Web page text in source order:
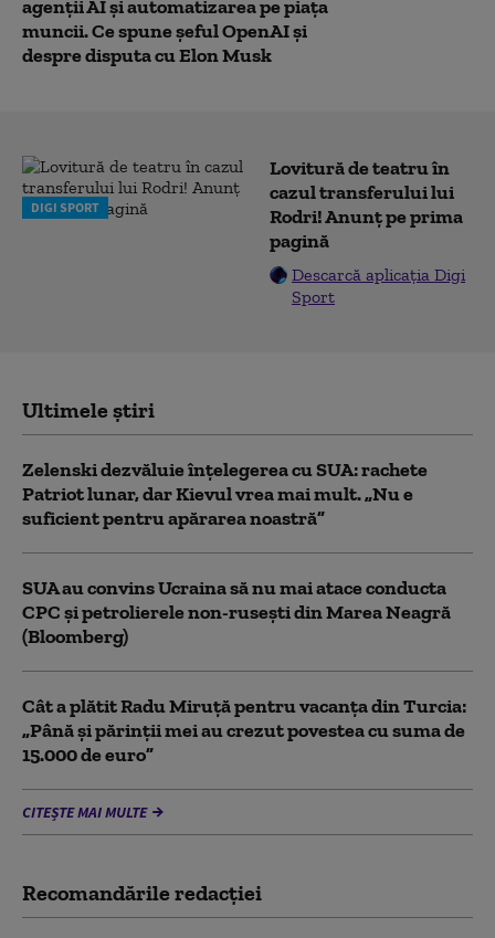
agenții AI și automatizarea pe piața
muncii. Ce spune șeful OpenAI și
despre disputa cu Elon Musk
DIGI SPORT
Lovitură de teatru în
cazul transferului lui
Rodri! Anunț pe prima
pagină
Descarcă aplicația Digi
Sport
Ultimele știri
Zelenski dezvăluie înțelegerea cu SUA: rachete
Patriot lunar, dar Kievul vrea mai mult. „Nu e
suficient pentru apărarea noastră”
SUA au convins Ucraina să nu mai atace conducta
CPC şi petrolierele non-ruseşti din Marea Neagră
(Bloomberg)
Cât a plătit Radu Miruță pentru vacanța din Turcia:
„Până și părinții mei au crezut povestea cu suma de
15.000 de euro”
CITEȘTE MAI MULTE
Recomandările redacţiei